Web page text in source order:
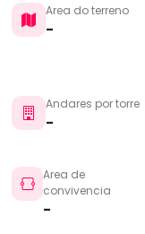
Area do terreno
-
Andares por torre
-
Area de
convivencia
-